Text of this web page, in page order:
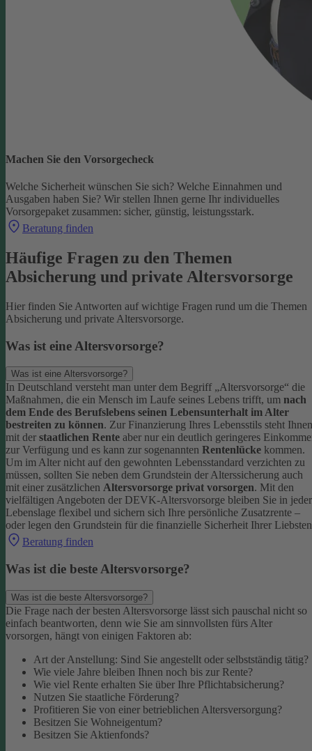
Machen Sie den Vorsorgecheck
Welche Sicherheit wünschen Sie sich? Welche Einnahmen und
Ausgaben haben Sie? Wir stellen Ihnen gerne Ihr individuelles
Vorsorgepaket zusammen: sicher, günstig, leistungsstark.
Beratung finden
Häufige Fragen zu den Themen
Absicherung und private Altersvorsorge
Hier finden Sie Antworten auf wichtige Fragen rund um die Themen
Absicherung und private Altersvorsorge.
Was ist eine Altersvorsorge?
Was ist eine Altersvorsorge?
In Deutschland versteht man unter dem Begriff „Altersvorsorge“ die
Maßnahmen, die ein Mensch im Laufe seines Lebens trifft, um nach
dem Ende des Berufslebens seinen Lebensunterhalt im Alter
bestreiten zu können. Zur Finanzierung Ihres Lebensstils steht Ihnen
mit der staatlichen Rente aber nur ein deutlich geringeres
zur Verfügung und es kann zur sogenannten Rentenlücke kommen.
Um im Alter nicht auf den gewohnten Lebensstandard verzichten zu
müssen, sollten Sie neben dem Grundstein der Alterssicherung auch
mit einer zusätzlichen Altersvorsorge privat vorsorgen. Mit den
vielfältigen Angeboten der DEVK-Altersvorsorge bleiben Sie in jeder
Lebenslage flexibel und sichern sich Ihre persönliche Zusatzrente –
oder legen den Grundstein für die finanzielle Sicherheit Ihrer
Beratung finden
Was ist die beste Altersvorsorge?
Was ist die beste Altersvorsorge?
Die Frage nach der besten Altersvorsorge lässt sich pauschal nicht so
einfach beantworten, denn wie Sie am sinnvollsten fürs Alter
vorsorgen, hängt von einigen Faktoren ab:
Art der Anstellung: Sind Sie angestellt oder selbstständig tätig?
Wie viele Jahre bleiben Ihnen noch bis zur Rente?
Wie viel Rente erhalten Sie über Ihre Pflichtabsicherung?
Nutzen Sie staatliche Förderung?
Profitieren Sie von einer betrieblichen Altersversorgung?
Besitzen Sie Wohneigentum?
Besitzen Sie Aktienfonds?